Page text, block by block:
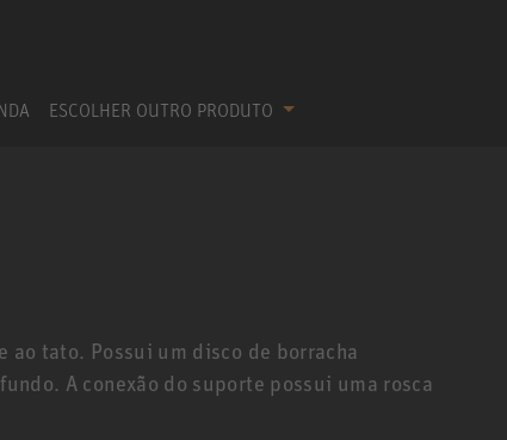
ESCOLHER OUTRO PRODUTO
ao tato. Possui um disco de borracha
A conexão do suporte possui uma rosca